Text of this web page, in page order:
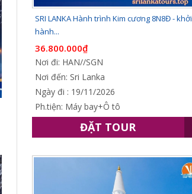
SRI LANKA Hành trình Kim cương 8N8Đ - khởi
hành...
36.800.000₫
Nơi đi: HAN//SGN
Nơi đến: Sri Lanka
Ngày đi : 19/11/2026
Ph.tiện: Máy bay+Ô tô
ĐẶT TOUR